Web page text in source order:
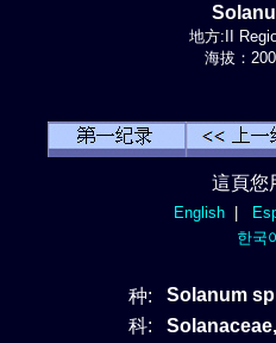
地方:II
海拔：
這頁您
English|
한국
种:
Solanum
科: